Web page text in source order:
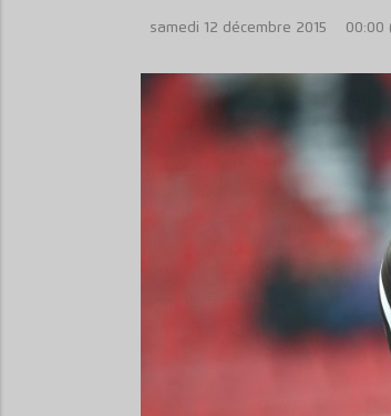
samedi 12 décembre 2015 00:00